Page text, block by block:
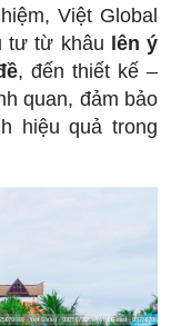
Việt Global
tư từ khâu lên ý
, đến thiết kế –
quan, đảm bảo
hiệu quả trong